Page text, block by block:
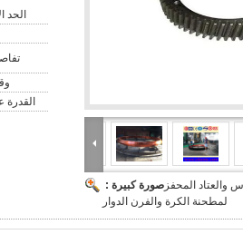
صورة كبيرة : المحفز
لمطحنة الكرة والفرن الدوار
الحد